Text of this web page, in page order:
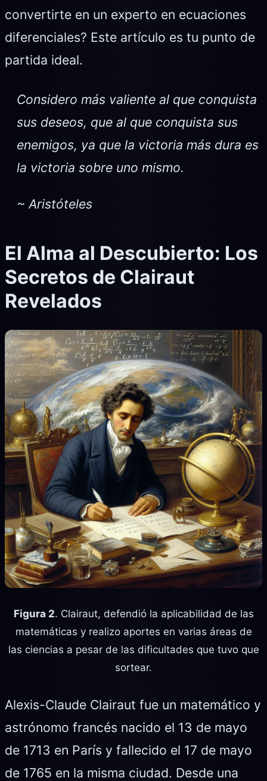
convertirte en un experto en ecuaciones
diferenciales? Este artículo es tu punto de
partida ideal.
Considero más valiente al que conquista
sus deseos, que al que conquista sus
enemigos, ya que la victoria más dura es
la victoria sobre uno mismo.
~ Aristóteles
El Alma al Descubierto: Los
Secretos de Clairaut
Revelados
Figura 2. Clairaut, defendió la aplicabilidad de las
matemáticas y realizo aportes en varias áreas de
las ciencias a pesar de las dificultades que tuvo que
sortear.
Alexis-Claude Clairaut fue un matemático y
astrónomo francés nacido el 13 de mayo
de 1713 en París y fallecido el 17 de mayo
de 1765 en la misma ciudad. Desde una